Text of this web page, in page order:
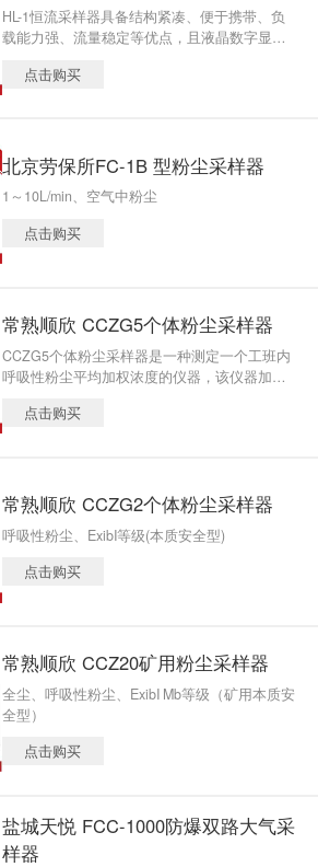
HL-1恒流采样器具备结构紧凑、便于携带、负
载能力强、流量稳定等优点，且液晶数字显示
较为理想的气体恒流采样仪器。
点击购买
北京劳保所FC-1B 型粉尘采样器
1～10L/min、空气中粉尘
点击购买
常熟顺欣 CCZG5个体粉尘采样器
CCZG5个体粉尘采样器是一种测定一个工班内
呼吸性粉尘平均加权浓度的仪器，该仪器加了
min，可测煤矿井下有毒有害气体8小时平均加
权浓度。
点击购买
常熟顺欣 CCZG2个体粉尘采样器
呼吸性粉尘、ExibI等级(本质安全型)
点击购买
常熟顺欣 CCZ20矿用粉尘采样器
全尘、呼吸性粉尘、ExibI Mb等级（矿用本质安
全型）
点击购买
盐城天悦 FCC-1000防爆双路大气采
样器